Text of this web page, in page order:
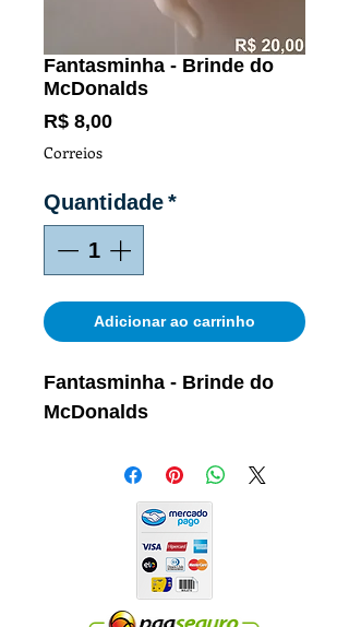
Fantasminha - Brinde do
McDonalds
R$ 8,00Preço
Correios
Quantidade*
Adicionar ao carrinho
Fantasminha - Brinde do
McDonalds